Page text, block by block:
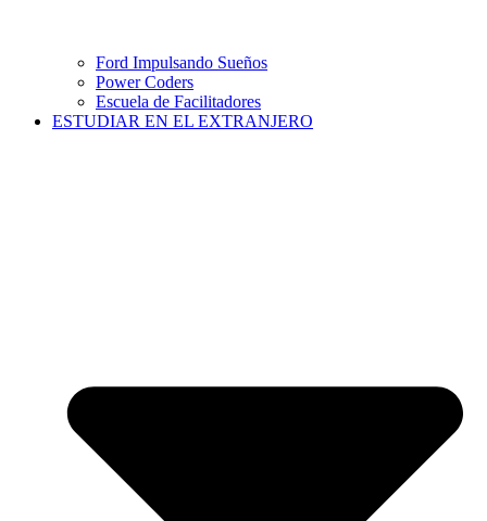
Ford Impulsando Sueños
Power Coders
Escuela de Facilitadores
ESTUDIAR EN EL EXTRANJERO